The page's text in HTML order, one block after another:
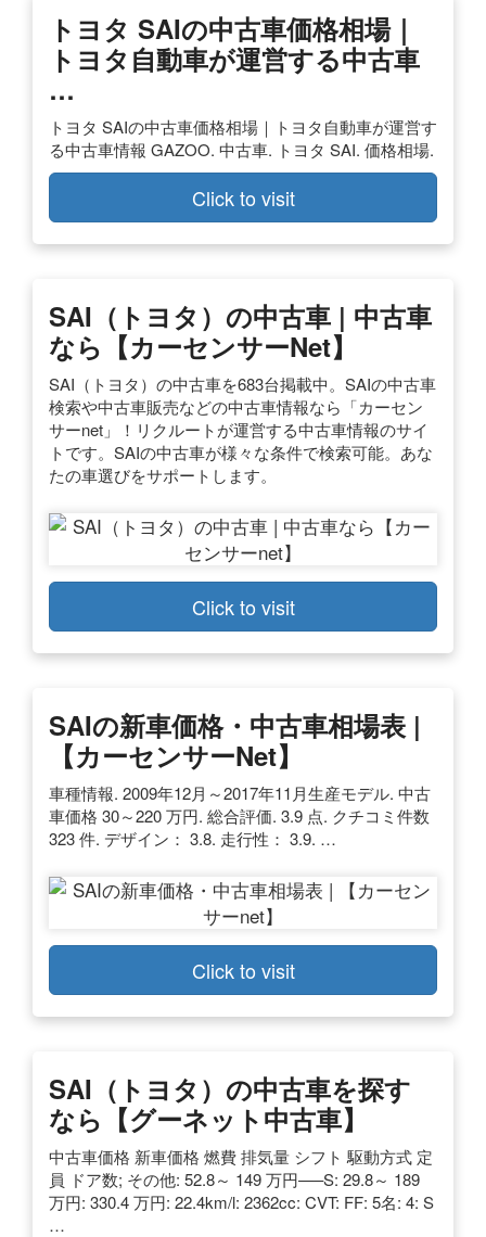
トヨタ SAIの中古車価格相場｜
トヨタ自動車が運営する中古車
…
トヨタ SAIの中古車価格相場｜トヨタ自動車が運営す
る中古車情報 GAZOO. 中古車. トヨタ SAI. 価格相場.
Click to visit
SAI（トヨタ）の中古車 | 中古車
なら【カーセンサーnet】
SAI（トヨタ）の中古車を683台掲載中。SAIの中古車
検索や中古車販売などの中古車情報なら「カーセン
サーnet」！リクルートが運営する中古車情報のサイ
トです。SAIの中古車が様々な条件で検索可能。あな
たの車選びをサポートします。
Click to visit
SAIの新車価格・中古車相場表 |
【カーセンサーnet】
車種情報. 2009年12月～2017年11月生産モデル. 中古
車価格 30～220 万円. 総合評価. 3.9 点. クチコミ件数
323 件. デザイン： 3.8. 走行性： 3.9. …
Click to visit
SAI（トヨタ）の中古車を探す
なら【グーネット中古車】
中古車価格 新車価格 燃費 排気量 シフト 駆動方式 定
員 ドア数; その他: 52.8～ 149 万円—–S: 29.8～ 189
万円: 330.4 万円: 22.4km/l: 2362cc: CVT: FF: 5名: 4: S
…